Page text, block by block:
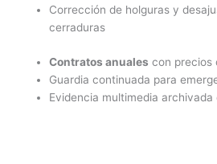
Corrección de holguras y
cerraduras
Contratos anuales con precios
Guardia continuada para
Evidencia multimedia archivada